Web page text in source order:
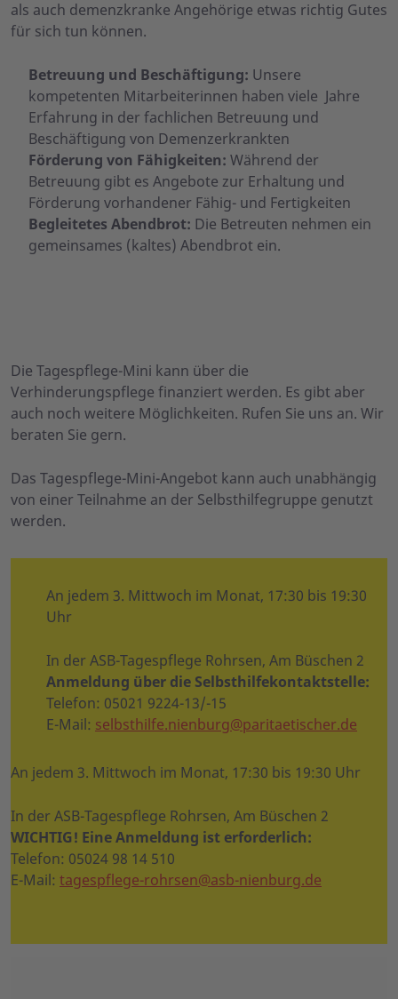
als auch demenzkranke Angehörige etwas richtig Gutes
für sich tun können.
Betreuung und Beschäftigung: Unsere
kompetenten Mitarbeiterinnen haben viele Jahre
Erfahrung in der fachlichen Betreuung und
Beschäftigung von Demenzerkrankten
Förderung von Fähigkeiten: Während der
Betreuung gibt es Angebote zur Erhaltung und
Förderung vorhandener Fähig- und Fertigkeiten
Begleitetes Abendbrot: Die Betreuten nehmen ein
gemeinsames (kaltes) Abendbrot ein.
Die Tagespflege-Mini kann über die
Verhinderungspflege finanziert werden. Es gibt aber
auch noch weitere Möglichkeiten. Rufen Sie uns an. Wir
beraten Sie gern.
Das Tagespflege-Mini-Angebot kann auch unabhängig
von einer Teilnahme an der Selbsthilfegruppe genutzt
werden.
An jedem 3. Mittwoch im Monat, 17:30 bis 19:30
Uhr
In der ASB-Tagespflege Rohrsen, Am Büschen 2
Anmeldung über die Selbsthilfekontaktstelle:
Telefon: 05021 9224-13/-15
E-Mail: selbsthilfe.nienburg@paritaetischer.de
An jedem 3. Mittwoch im Monat, 17:30 bis 19:30 Uhr
In der ASB-Tagespflege Rohrsen, Am Büschen 2
WICHTIG! Eine Anmeldung ist erforderlich:
Telefon: 05024 98 14 510
E-Mail: tagespflege-rohrsen@asb-nienburg.de